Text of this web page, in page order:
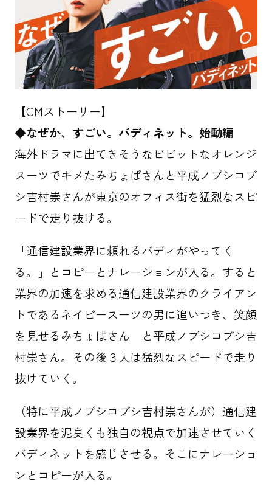
【CMストーリー】
◆なぜか、すごい。バディネット。始動編
海外ドラマに出てきそうなビビットなオレンジ
スーツでキメたみちょぱさんと平成ノブシコブ
シ吉村崇さんが東京のオフィス街を猛烈なスピ
ードで走り抜ける。
「通信建設業界に頼れるバディがやってく
る。」とコピーとナレーションが入る。すると
業界の加速を求める通信建設業界のクライアン
トであるネイビースーツの男に追いつき、笑顔
を見せるみちょぱさん と平成ノブシコブシ吉
村崇さん。その後３人は猛烈なスピードで走り
抜けていく。
（特に平成ノブシコブシ吉村崇さんが）通信建
設業界を泥臭くも独自の視点で加速させていく
バディネットを感じさせる。そこにナレーショ
ンとコピーが入る。